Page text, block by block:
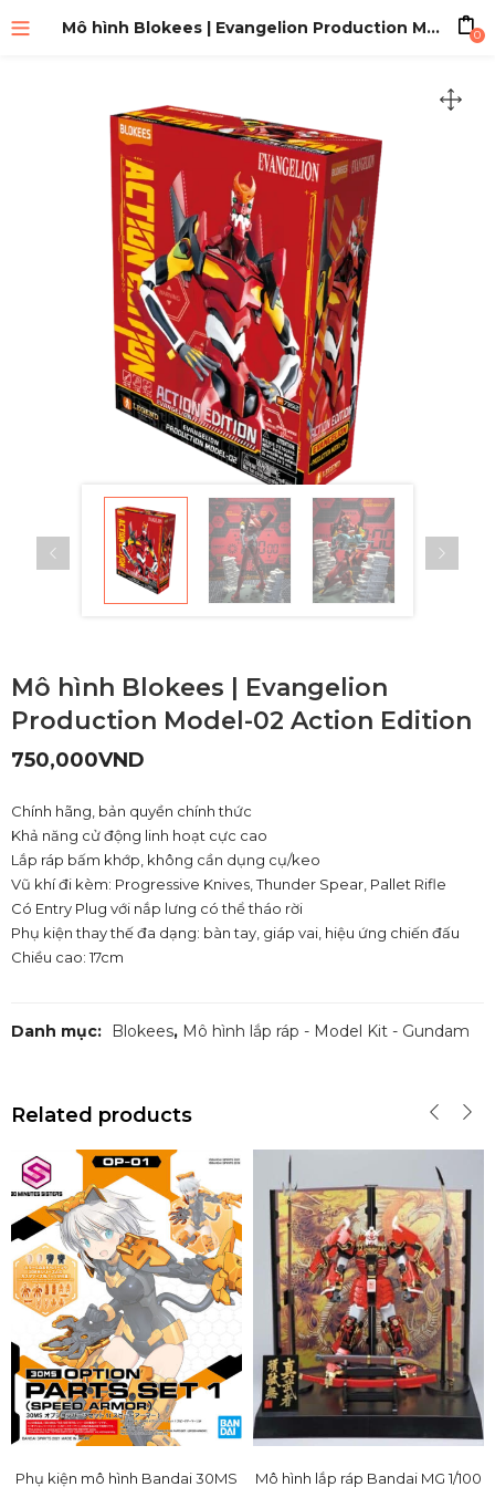
Mô hình Blokees | Evangelion Production Model-02 Action Edition 0
Mô hình Blokees | Evangelion
Production Model-02 Action Edition
750,000VND
Chính hãng, bản quyền chính thức
Khả năng cử động linh hoạt cực cao
Lắp ráp bấm khớp, không cần dụng cụ/keo
Vũ khí đi kèm: Progressive Knives, Thunder Spear, Pallet Rifle
Có Entry Plug với nắp lưng có thể tháo rời
Phụ kiện thay thế đa dạng: bàn tay, giáp vai, hiệu ứng chiến đấu
Chiều cao: 17cm
Danh mục: Blokees, Mô hình lắp ráp - Model Kit - Gundam
Related products
Phụ kiện mô hình Bandai 30MS Mô hình lắp ráp Bandai MG 1/100